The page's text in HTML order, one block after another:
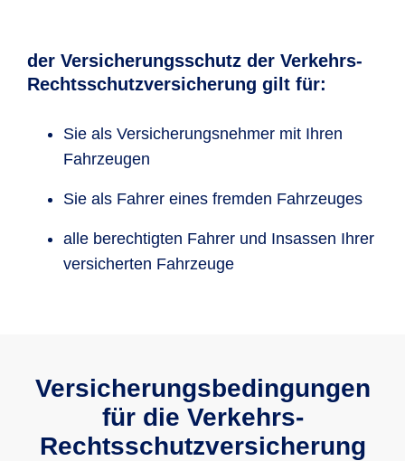
der Versicherungsschutz der Verkehrs-
Rechtsschutzversicherung gilt für:
Sie als Versicherungsnehmer mit Ihren
Fahrzeugen
Sie als Fahrer eines fremden Fahrzeuges
alle berechtigten Fahrer und Insassen Ihrer
versicherten Fahrzeuge
Versicherungsbedingungen
für die Verkehrs-
Rechtsschutzversicherung